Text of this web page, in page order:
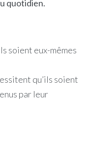
quotidien.
soient eux-mêmes
qu’ils soient
par leur